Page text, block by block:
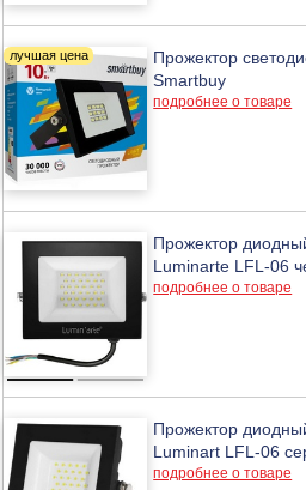
Прожектор
Smartbuy
подробнее о товаре
Прожектор
Luminarte LFL-06
подробнее о товаре
Прожектор
Luminart LFL-06
подробнее о товаре